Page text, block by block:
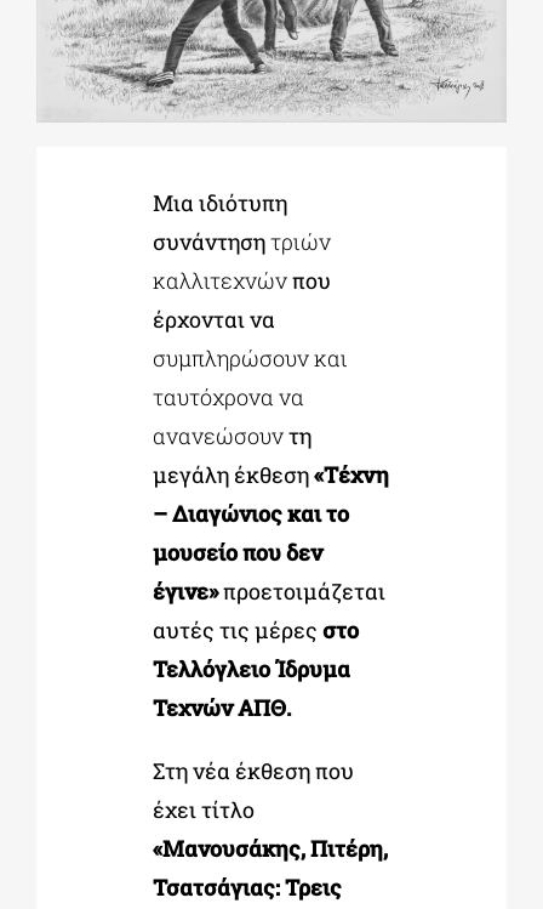
ΜΕΤΑΠΤΥΧΙΑΚΑ
ΕΚΠΑΙΔΕΥΤΙΚΑ ΙΔΡΥΜΑΤΑ
ΠΟΛΙΤΙΣΤΙΚΟΙ ΦΟΡΕΙΣ
Μια ιδιότυπη
συνάντησητριών
καλλιτεχνώνπου
έρχονται να
συμπληρώσουν και
ταυτόχρονα να
ανανεώσουντη
μεγάλη έκθεση«Τέχνη
– Διαγώνιος και το
μουσείο που δεν
έγινε»προετοιμάζεται
αυτές τις μέρες στο
Τελλόγλειο Ίδρυμα
Τεχνών ΑΠΘ.
Στη νέα έκθεση που
έχει τίτλο
«Μανουσάκης, Πιτέρη,
Τσατσάγιας: Τρεις